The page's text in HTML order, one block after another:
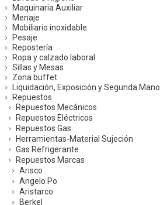
Maquinaria Auxiliar
Menaje
Mobiliario inoxidable
Pesaje
Repostería
Ropa y calzado laboral
Sillas y Mesas
Zona buffet
Liquidación, Exposición y Segunda Mano
Repuestos
Repuestos Mecánicos
Repuestos Eléctricos
Repuestos Gas
Herramientas-Material Sujeción
Gas Refrigerante
Repuestos Marcas
Arisco
Angelo Po
Aristarco
Berkel